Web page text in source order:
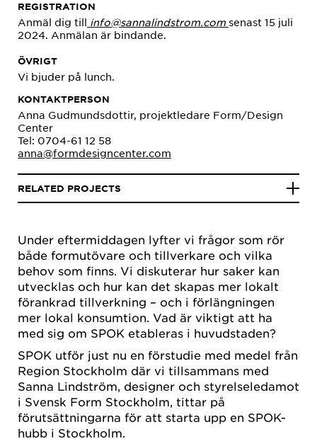
Under eftermiddagen lyfter vi frågor som rör
både formutövare och tillverkare och vilka
behov som finns. Vi diskuterar hur saker kan
utvecklas och hur kan det skapas mer lokalt
förankrad tillverkning – och i förlängningen
mer lokal konsumtion. Vad är viktigt att ha
med sig om SPOK etableras i huvudstaden?
SPOK utför just nu en förstudie med medel från
Region Stockholm där vi tillsammans med
Sanna Lindström, designer och styrelseledamot
i Svensk Form Stockholm, tittar på
förutsättningarna för att starta upp en SPOK-
hubb i Stockholm.
REGISTRATION
Anmäl dig till info@sannalindstrom.com senast 15 juli
2024. Anmälan är bindande.
ÖVRIGT
Vi bjuder på lunch.
KONTAKTPERSON
Anna Gudmundsdottir, projektledare Form/Design
Center
Tel: 0704-61 12 58
anna@formdesigncenter.com
RELATED PROJECTS